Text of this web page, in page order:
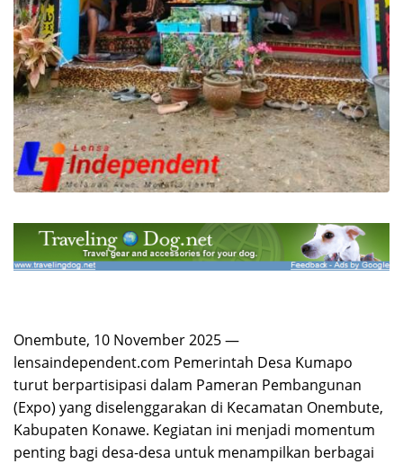
Onembute, 10 November 2025 —
lensaindependent.com Pemerintah Desa Kumapo
turut berpartisipasi dalam Pameran Pembangunan
(Expo) yang diselenggarakan di Kecamatan Onembute,
Kabupaten Konawe. Kegiatan ini menjadi momentum
penting bagi desa-desa untuk menampilkan berbagai